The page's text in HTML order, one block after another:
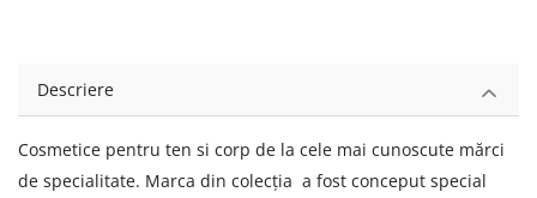
Descriere
Cosmetice pentru ten si corp de la cele mai cunoscute mărci
de specialitate. Marca din colecția a fost conceput special